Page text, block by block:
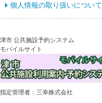
個人情報の取り扱いについて
津市 公共施設予約システム
モバイルサイト
指定管理者：三幸株式会社